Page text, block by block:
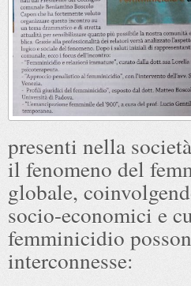
presenti nella
il fenomeno del
globale,
socio-economici e
femminicidio
interconnesse: